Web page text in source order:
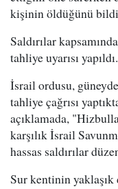
kişinin öldüğünü
Saldırılar
tahliye uyarısı yapıldı.
İsrail ordusu,
tahliye çağrısı
açıklamada,
karşılık İsrail
hassas saldırılar
Sur kentinin